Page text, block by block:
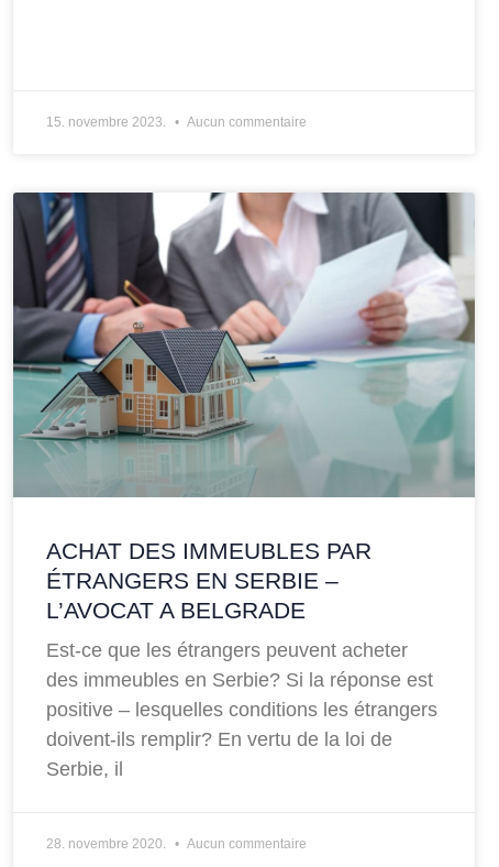
15. novembre 2023. Aucun commentaire
ACHAT DES IMMEUBLES PAR
ÉTRANGERS EN SERBIE –
L’AVOCAT A BELGRADE
Est-ce que les étrangers peuvent acheter
des immeubles en Serbie? Si la réponse est
positive – lesquelles conditions les étrangers
doivent-ils remplir? En vertu de la loi de
Serbie, il
28. novembre 2020. Aucun commentaire